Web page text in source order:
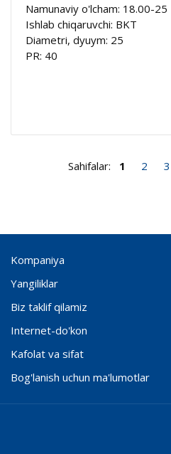
Namunaviy o'lcham: 18.00-25
Ishlab chiqaruvchi: BKT
Diametri, dyuym: 25
PR: 40
Sahifalar: 1 2 3
Kompaniya
Yangiliklar
Biz taklif qilamiz
Internet-do'kon
Kafolat va sifat
Bog'lanish uchun ma'lumotlar